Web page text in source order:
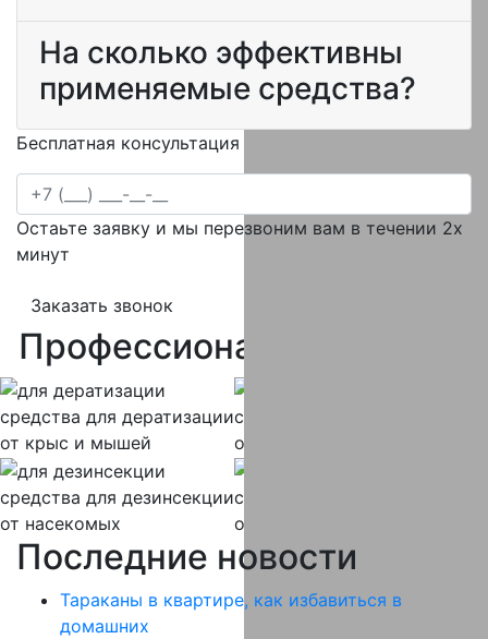
На сколько эффективны
применяемые средства?
Бесплатная консультация специалиста
Остаьте заявку и мы перезвоним вам в течении 2х
минут
Заказать звонок
Профессиональная
средства для дератизации
от крыс и мышей
средства
от вирусов и бактерий
средства для дезинсекции
от насекомых
средства
от крыс и мышей
Последние новости
Тараканы в квартире, как избавиться в
домашних